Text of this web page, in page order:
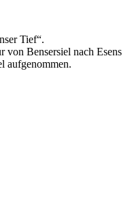
Tief“.
von Bensersiel nach Esens
aufgenommen.